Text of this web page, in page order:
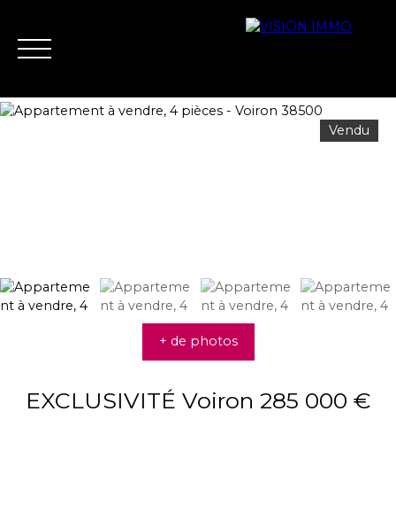
Nous contacter Estimation
Vendu
+ de photos
EXCLUSIVITÉ Voiron 285 000 €